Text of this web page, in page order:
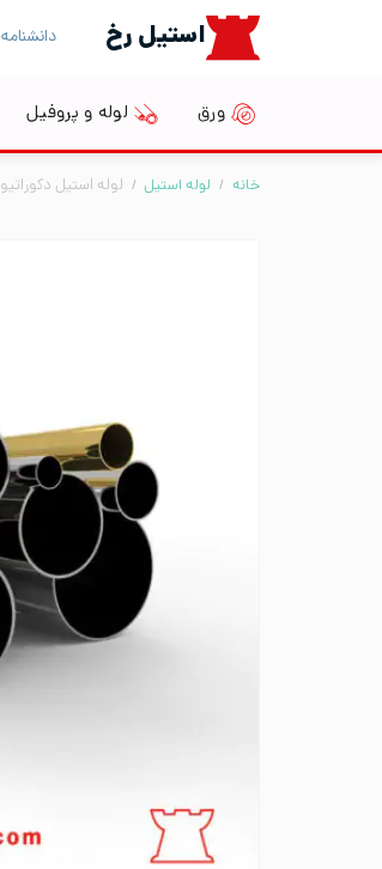
استیل رخ دانشنامه
ورق لوله و پروفیل
خانه / لوله استیل / لوله استیل دکوراتیو